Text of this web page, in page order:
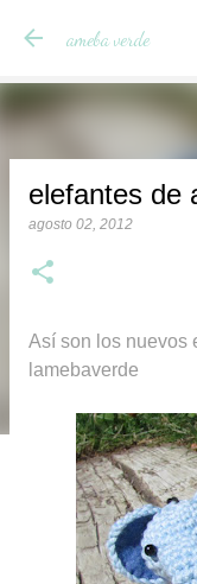
ameba verde
elefantes de
agosto 02, 2012
Así son los nuevos
lamebaverde